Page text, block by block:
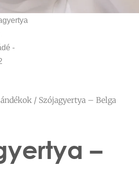
/ Szójagyertya – Belga
–